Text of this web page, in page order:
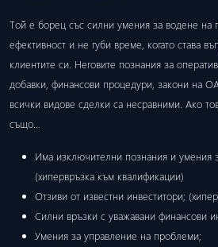
Той е борец със силни умения за водене на
ефективност и не губи време, когато става
клиентите си. Неговите познания за
добавки, финансови процедури, закони на
всички видове сделки са несравними. Ако
също…
Има изключителни познания и умения
(хипервръзка към квалификации)
Отзиви от известни инвеститори;
Силни връзки с уважавани финансови
Умения за управление на проблеми;